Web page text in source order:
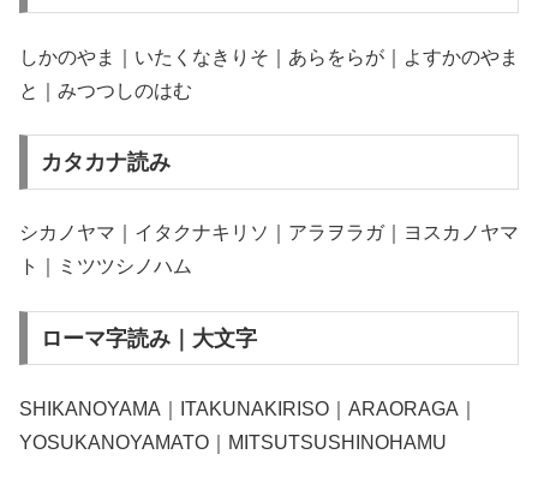
しかのやま｜いたくなきりそ｜あらをらが｜よすかのやま
と｜みつつしのはむ
カタカナ読み
シカノヤマ｜イタクナキリソ｜アラヲラガ｜ヨスカノヤマ
ト｜ミツツシノハム
ローマ字読み｜大文字
SHIKANOYAMA｜ITAKUNAKIRISO｜ARAORAGA｜
YOSUKANOYAMATO｜MITSUTSUSHINOHAMU